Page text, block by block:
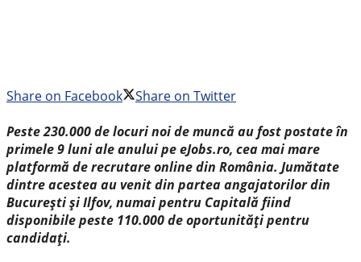
Share on Facebook
Share on Twitter
Peste 230.000 de locuri noi de muncă au fost postate în
primele 9 luni ale anului pe eJobs.ro, cea mai mare
platformă de recrutare online din România. Jumătate
dintre acestea au venit din partea angajatorilor din
București și Ilfov, numai pentru Capitală fiind
disponibile peste 110.000 de oportunități pentru
candidați.